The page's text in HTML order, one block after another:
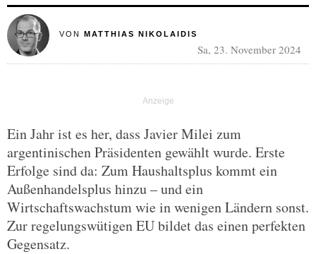
VON MATTHIAS NIKOLAIDIS
Sa, 23. November 2024
Ein Jahr ist es her, dass Javier Milei zum
argentinischen Präsidenten gewählt wurde. Erste
Erfolge sind da: Zum Haushaltsplus kommt ein
Außenhandelsplus hinzu – und ein
Wirtschaftswachstum wie in wenigen Ländern sonst.
Zur regelungswütigen EU bildet das einen perfekten
Gegensatz.